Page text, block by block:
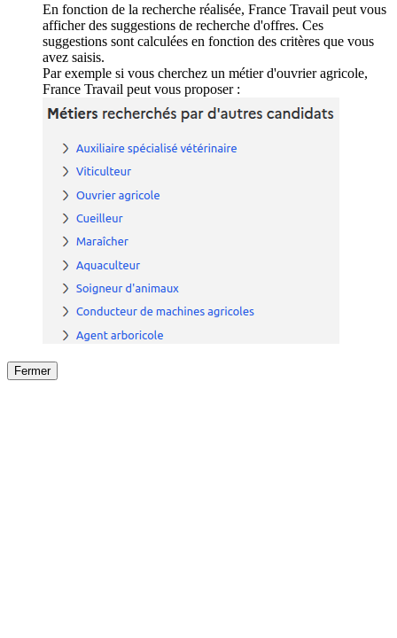
En fonction de la recherche réalisée, France Travail peut vous
afficher des suggestions de recherche d'offres. Ces
suggestions sont calculées en fonction des critères que vous
avez saisis.
Par exemple si vous cherchez un métier d'ouvrier agricole,
France Travail peut vous proposer :
Fermer